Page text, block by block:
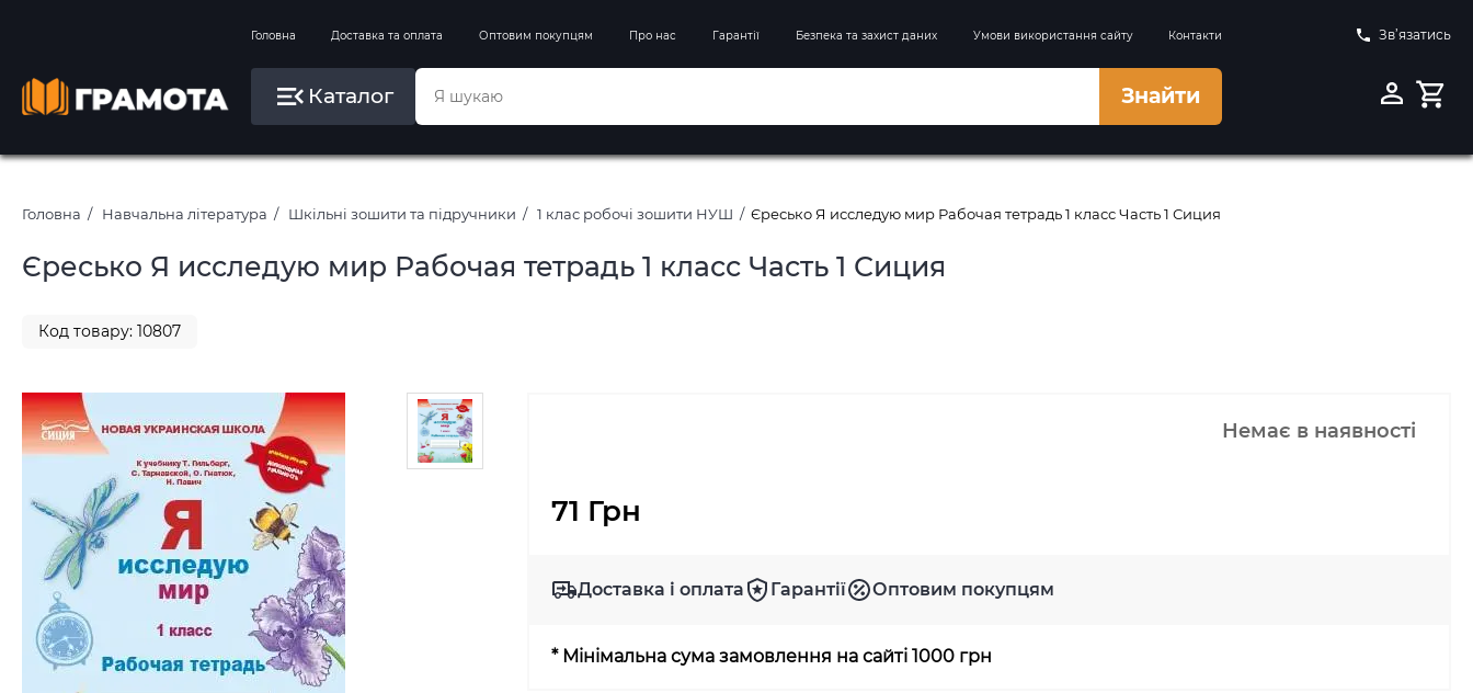
Головна Доставка та оплата Оптовим покупцям Про нас Гарантії Безпека та захист даних Умови використання сайту Контакти Зв’язатись
Каталог Знайти
Вправи на зимові канікули
Літо, пляж, плавання, басейни
Картини за номерами
Головна Навчальна література Шкільні зошити та підручники 1 клас робочі зошити НУШ Єресько Я исследую мир Рабочая тетрадь 1 класс Часть 1 Сиция
Єресько Я исследую мир Рабочая тетрадь 1 класс Часть 1 Сиция
Код товару: 10807
Немає в наявності
71 Грн
Доставка і оплата Гарантії Оптовим покупцям
* Мінімальна сума замовлення на сайті 1000 грн